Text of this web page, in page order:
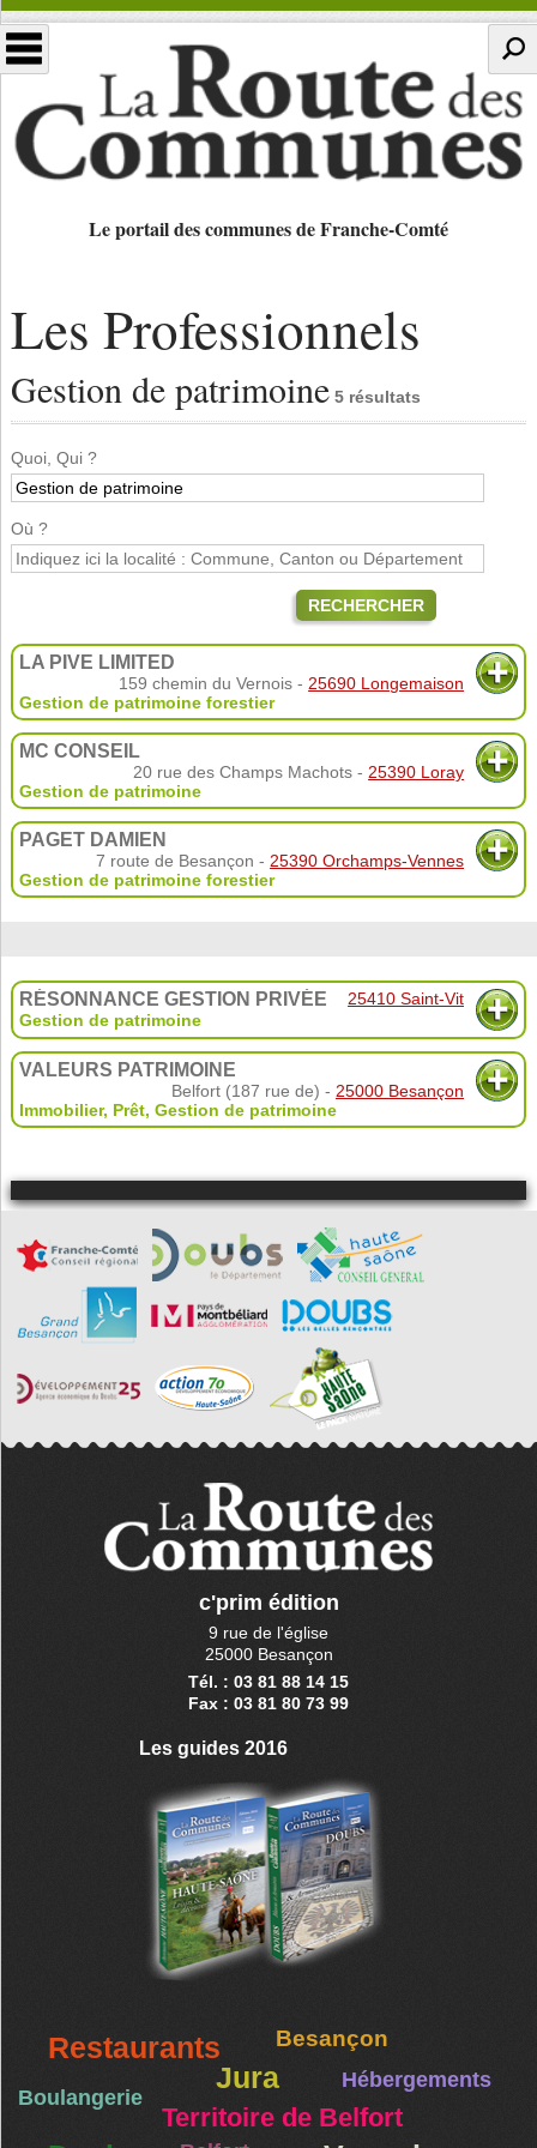
Le portail des communes de Franche-Comté
Les Professionnels
Gestion de patrimoine 5 résultats
Quoi, Qui ?
Où ?
RECHERCHER
LA PIVE LIMITED
159 chemin du Vernois - 25690 Longemaison
Gestion de patrimoine forestier
MC CONSEIL
20 rue des Champs Machots - 25390 Loray
Gestion de patrimoine
PAGET DAMIEN
7 route de Besançon - 25390 Orchamps-Vennes
Gestion de patrimoine forestier
RÉSONNANCE GESTION PRIVÉE
25410 Saint-Vit
Gestion de patrimoine
VALEURS PATRIMOINE
Belfort (187 rue de) - 25000 Besançon
Immobilier, Prêt, Gestion de patrimoine
c'prim édition
9 rue de l'église
25000 Besançon
Tél. : 03 81 88 14 15
Fax : 03 81 80 73 99
Les guides 2016
Restaurants Besançon
Jura Hébergements
Boulangerie
Territoire de Belfort